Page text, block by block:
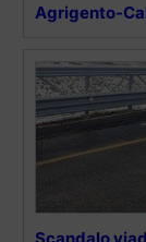
Agrigento-